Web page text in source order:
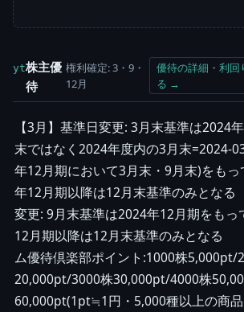
yt株主優
待
権利確定: 3・9・
12月
優待の詳細・利回
る →
【3月】基準日変更: 3月末基準は2024
末ではなく2024年度内の3月末=2024-
年12月期において3月末・9月末)をも
年12月期以降は12月末基準のみとな
変更: 9月末基準は2024年12月期をも
12月期以降は12月末基準のみとなる
ム優待倶楽部ポイント:1000株5,000pt/
20,000pt/3000株30,000pt/4000株
60,000pt(1pt≒1円・5,000種以上の商品